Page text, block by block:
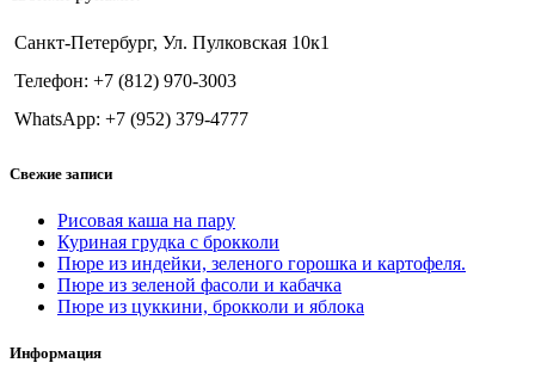
Санкт-Петербург, Ул. Пулковская 10к1
Телефон: +7 (812) 970-3003
WhatsApp: +7 (952) 379-4777
Свежие записи
Рисовая каша на пару
Куриная грудка с брокколи
Пюре из индейки, зеленого горошка и картофеля.
Пюре из зеленой фасоли и кабачка
Пюре из цуккини, брокколи и яблока
Информация